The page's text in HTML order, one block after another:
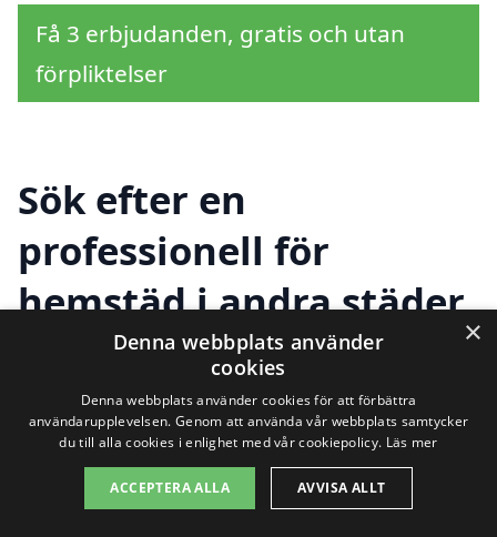
Få 3 erbjudanden, gratis och utan
förpliktelser
Sök efter en
professionell för
hemstäd i andra städer
nära Tierp
Att hitta hjälp för hemstäd i Tierp behöver
inte vara en utmaning. Med rätt verktyg
och information kan du enkelt hitta ett
×
Denna webbplats använder
cookies
Denna webbplats använder cookies för att förbättra
användarupplevelsen. Genom att använda vår webbplats samtycker
du till alla cookies i enlighet med vår cookiepolicy. Läs mer
ACCEPTERA ALLA AVVISA ALLT